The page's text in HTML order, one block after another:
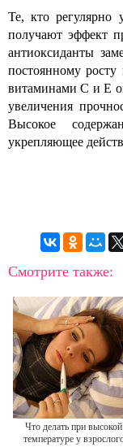
Те, кто регулярно
получают эффект
антиоксиданты
постоянному
витаминами C и E
увеличения
Высокое
укрепляющее
Смотрите также:
Что делать при высокой
температуре у